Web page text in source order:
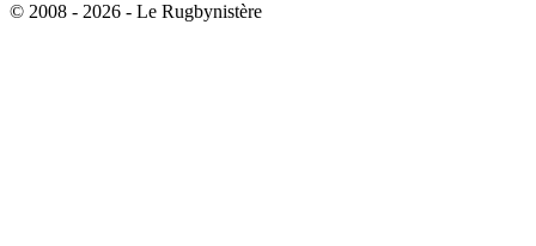
© 2008 - 2026 - Le Rugbynistère